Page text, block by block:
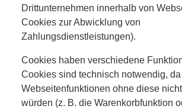
Drittunternehmen innerhalb von
Cookies zur Abwicklung von
Zahlungsdienstleistungen).
Cookies haben verschiedene
Cookies sind technisch notwendig,
Webseitenfunktionen ohne diese
würden (z. B. die Warenkorbfunktion